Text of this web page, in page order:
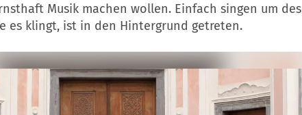
Musik machen wollen. Einfach singen um des
es klingt, ist in den Hintergrund getreten.